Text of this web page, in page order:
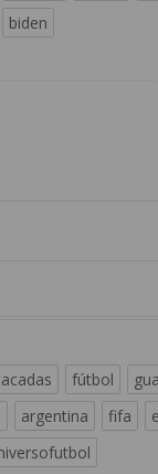
biden
fútbol
argentina fifa